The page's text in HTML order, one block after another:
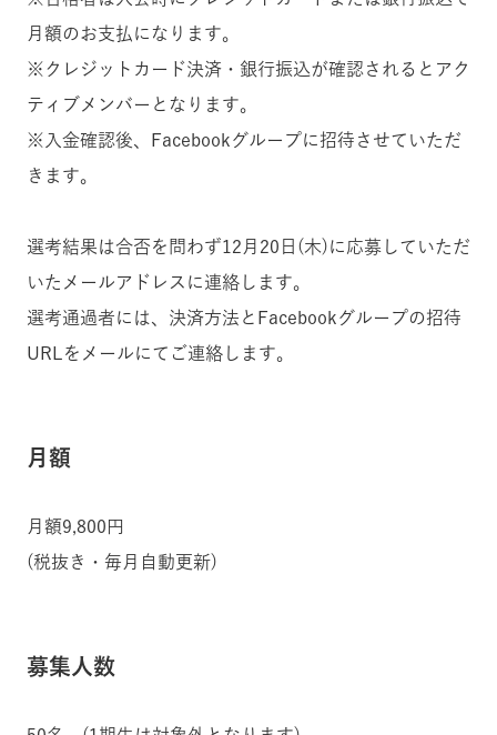
月額のお支払になります。
※クレジットカード決済・銀行振込が確認されるとアク
ティブメンバーとなります。
※入金確認後、Facebookグループに招待させていただ
きます。
選考結果は合否を問わず12月20日(木)に応募していただ
いたメールアドレスに連絡します。
選考通過者には、決済方法とFacebookグループの招待
URLをメールにてご連絡します。
月額
月額9,800円
(税抜き・毎月自動更新)
募集人数